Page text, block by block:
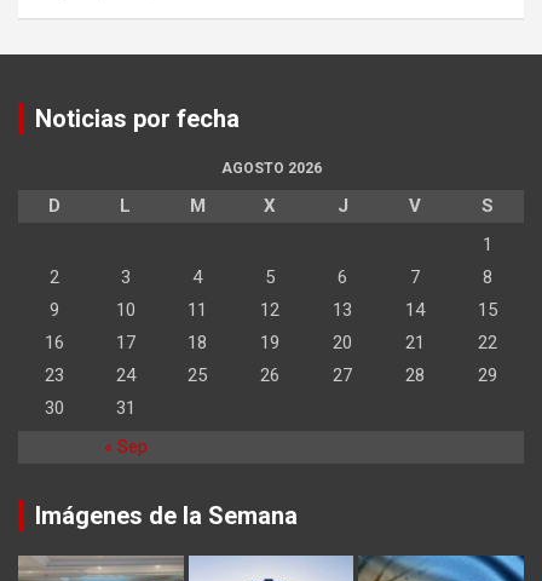
Noticias por fecha
AGOSTO 2026
D L M X J V S
« Sep
1
2
3 4 5 6 7
8
9
10 11 12 13 14
15
16
17 18 19 20 21
22
23
24 25 26 27 28
29
30
31
Imágenes de la Semana